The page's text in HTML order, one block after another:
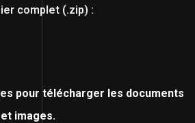
complet (.zip) :
pour télécharger les documents
images.